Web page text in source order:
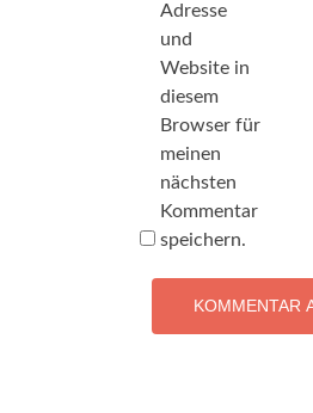
Adresse
und
Website in
diesem
Browser für
meinen
nächsten
Kommentar
speichern.